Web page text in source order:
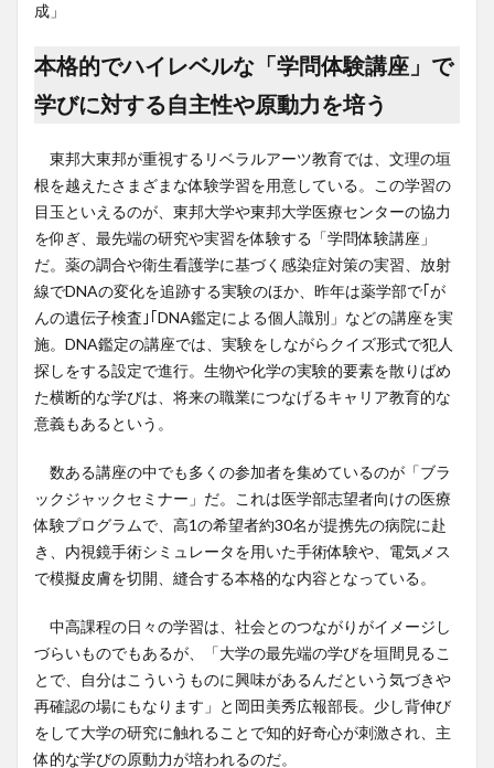
成」
本格的でハイレベルな「学問体験講座」で
学びに対する自主性や原動力を培う
東邦大東邦が重視するリベラルアーツ教育では、文理の垣
根を越えたさまざまな体験学習を用意している。この学習の
目玉といえるのが、東邦大学や東邦大学医療センターの協力
を仰ぎ、最先端の研究や実習を体験する「学問体験講座」
だ。薬の調合や衛生看護学に基づく感染症対策の実習、放射
線でDNAの変化を追跡する実験のほか、昨年は薬学部で｢が
んの遺伝子検査｣｢DNA鑑定による個人識別」などの講座を実
施。DNA鑑定の講座では、実験をしながらクイズ形式で犯人
探しをする設定で進行。生物や化学の実験的要素を散りばめ
た横断的な学びは、将来の職業につなげるキャリア教育的な
意義もあるという。
数ある講座の中でも多くの参加者を集めているのが「ブラ
ックジャックセミナー」だ。これは医学部志望者向けの医療
体験プログラムで、高1の希望者約30名が提携先の病院に赴
き、内視鏡手術シミュレータを用いた手術体験や、電気メス
で模擬皮膚を切開、縫合する本格的な内容となっている。
中高課程の日々の学習は、社会とのつながりがイメージし
づらいものでもあるが、「大学の最先端の学びを垣間見るこ
とで、自分はこういうものに興味があるんだという気づきや
再確認の場にもなります」と岡田美秀広報部長。少し背伸び
をして大学の研究に触れることで知的好奇心が刺激され、主
体的な学びの原動力が培われるのだ。